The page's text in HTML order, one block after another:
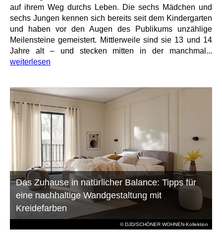
auf ihrem Weg durchs Leben. Die sechs Mädchen und
sechs Jungen kennen sich bereits seit dem Kindergarten
und haben vor den Augen des Publikums unzählige
Meilensteine gemeistert. Mittlerweile sind sie 13 und 14
Jahre alt – und stecken mitten in der manchmal...
weiterlesen
© DJD/SCHÖNER WOHNEN-Kollektion
Das Zuhause in natürlicher Balance: Tipps für
eine nachhaltige Wandgestaltung mit
Kreidefarben